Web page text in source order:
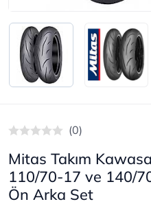
(0)
Mitas Takım
110/70-17 ve 140/
Ön Arka Set